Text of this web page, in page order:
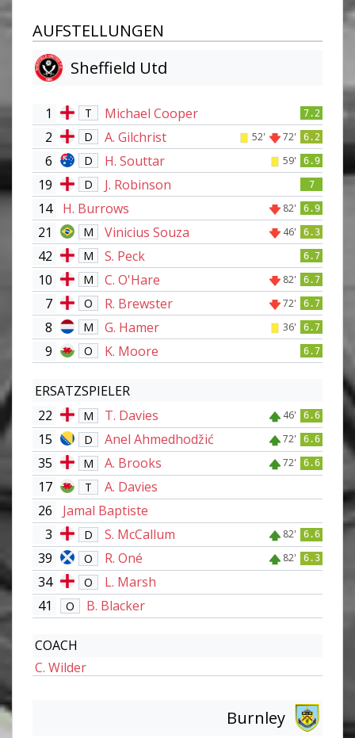
AUFSTELLUNGEN
Sheffield Utd
1 T Michael Cooper 7.2
2 D A. Gilchrist 52' 72' 6.2
6 D H. Souttar 59' 6.9
19 D J. Robinson 7
14 H. Burrows 82' 6.9
21 M Vinicius Souza 46' 6.3
42 M S. Peck 6.7
10 M C. O'Hare 82' 6.7
7 O R. Brewster 72' 6.7
8 M G. Hamer 36' 6.7
9 O K. Moore 6.7
ERSATZSPIELER
22
M T. Davies 46' 6.6
15 D Anel Ahmedhodžić 72' 6.6
35 M A. Brooks 72' 6.6
17 T
A. Davies
26
Jamal Baptiste
3
D S. McCallum 82' 6.6
39 O R. Oné 82' 6.3
34 O
L. Marsh
41
O B. Blacker
COACH
C. Wilder
Burnley